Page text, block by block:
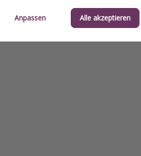
Anpassen Alle akzeptieren